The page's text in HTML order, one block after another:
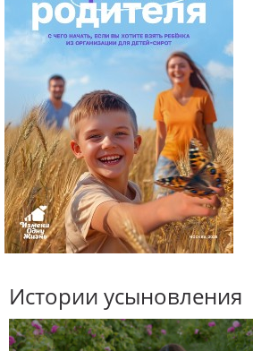
Истории усыновления